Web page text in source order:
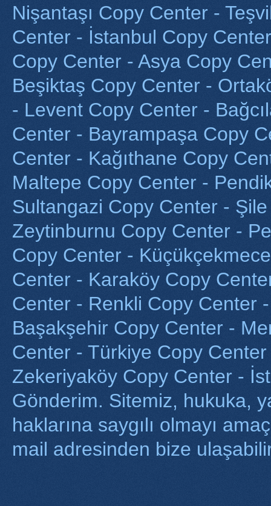
Nişantaşı Copy Center -
Center - İstanbul Copy
Copy Center - Asya Copy
Beşiktaş Copy Center -
- Levent Copy Center -
Center - Bayrampaşa Copy
Center - Kağıthane Copy
Maltepe Copy Center -
Sultangazi Copy Center -
Zeytinburnu Copy Center -
Copy Center -
Center - Karaköy Copy
Center - Renkli Copy Center
Başakşehir Copy Center -
Center - Türkiye Copy
Zekeriyaköy Copy Center -
Gönderim. Sitemiz, hukuka,
haklarına saygılı olmayı
mail adresinden bize